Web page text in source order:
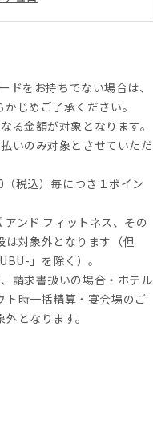
ドをお持ちでない場合は、
じめご了承ください。
る金額が対象となります。
いのみ対象とさせていただ
税込）毎につき１ポイン
ンド フィットネス、その
対象外となります（但
」を除く）。
請求書扱いの場合・ホテル
ト時一括精算・宴会場のご
となります。